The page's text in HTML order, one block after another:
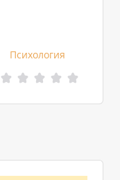
Психология